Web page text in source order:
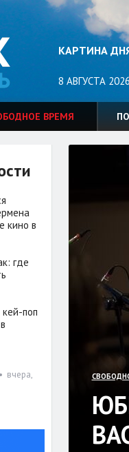
КАРТИНА
8 АВГУСТА
ВРЕМЯ
кино в
где
поп
• вчера,